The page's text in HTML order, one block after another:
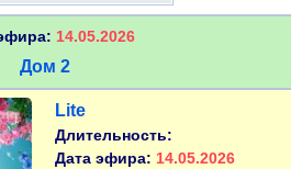
14.05.2026
Дом 2
Lite
Длительность:
Дата эфира: 14.05.2026